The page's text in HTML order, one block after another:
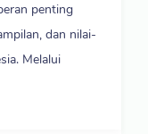
penting
dan nilai-
Melalui